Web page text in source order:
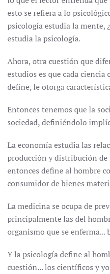
esto se refiera a lo
psicología estudia la mente,
estudia la psicología.
Ahora, otra cuestión que
estudios es que cada
define, le otorga
Entonces tenemos que la
sociedad, definiéndolo
La economía estudia las
producción y distribución de
entonces define al hombre
consumidor de bienes
La medicina se ocupa de
principalmente las del
organismo que se enferma...
Y la psicología define al
cuestión... los científicos y